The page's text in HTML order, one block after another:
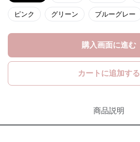
ピンク グリーン ブルーグレー
購入画面に進む
カートに追加する
商品説明